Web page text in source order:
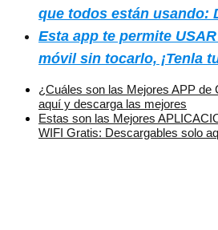
que todos están usando:
Esta app te permite
móvil sin tocarlo, ¡Tenla
¿Cuáles son las Mejores APP de
aquí y descarga las mejores
Estas son las Mejores
WIFI Gratis: Descargables solo